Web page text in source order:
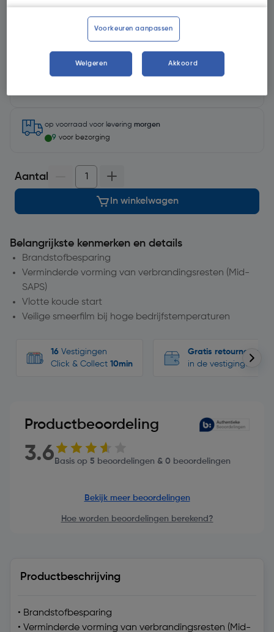
| Excl. btw € 14,70
Selecteer winkel - Bekijk voorraadniveaus en haal binnen 10
minuten op
op voorraad voor levering morgen
9 voor bezorging
Aantal
In winkelwagen
Belangrijkste kenmerken en details
Brandstofbesparing
Verminderde vorming van verbrandingsresten (Mid-
SAPS)
Vlotte koude start
Veilige smeerfilm bij hoge bedrijfstemperaturen
16 Vestigingen
Click & Collect 10min
Gratis retourneren
in de vestigingen
Productbeoordeling
3.6 Basis op 5 beoordelingen & 0 beoordelingen
Bekijk meer beoordelingen
Hoe worden beoordelingen berekend?
Productbeschrijving
• Brandstofbesparing
• Verminderde vorming van verbrandingsresten (Mid-
Voorkeuren aanpassen
Weigeren Akkoord